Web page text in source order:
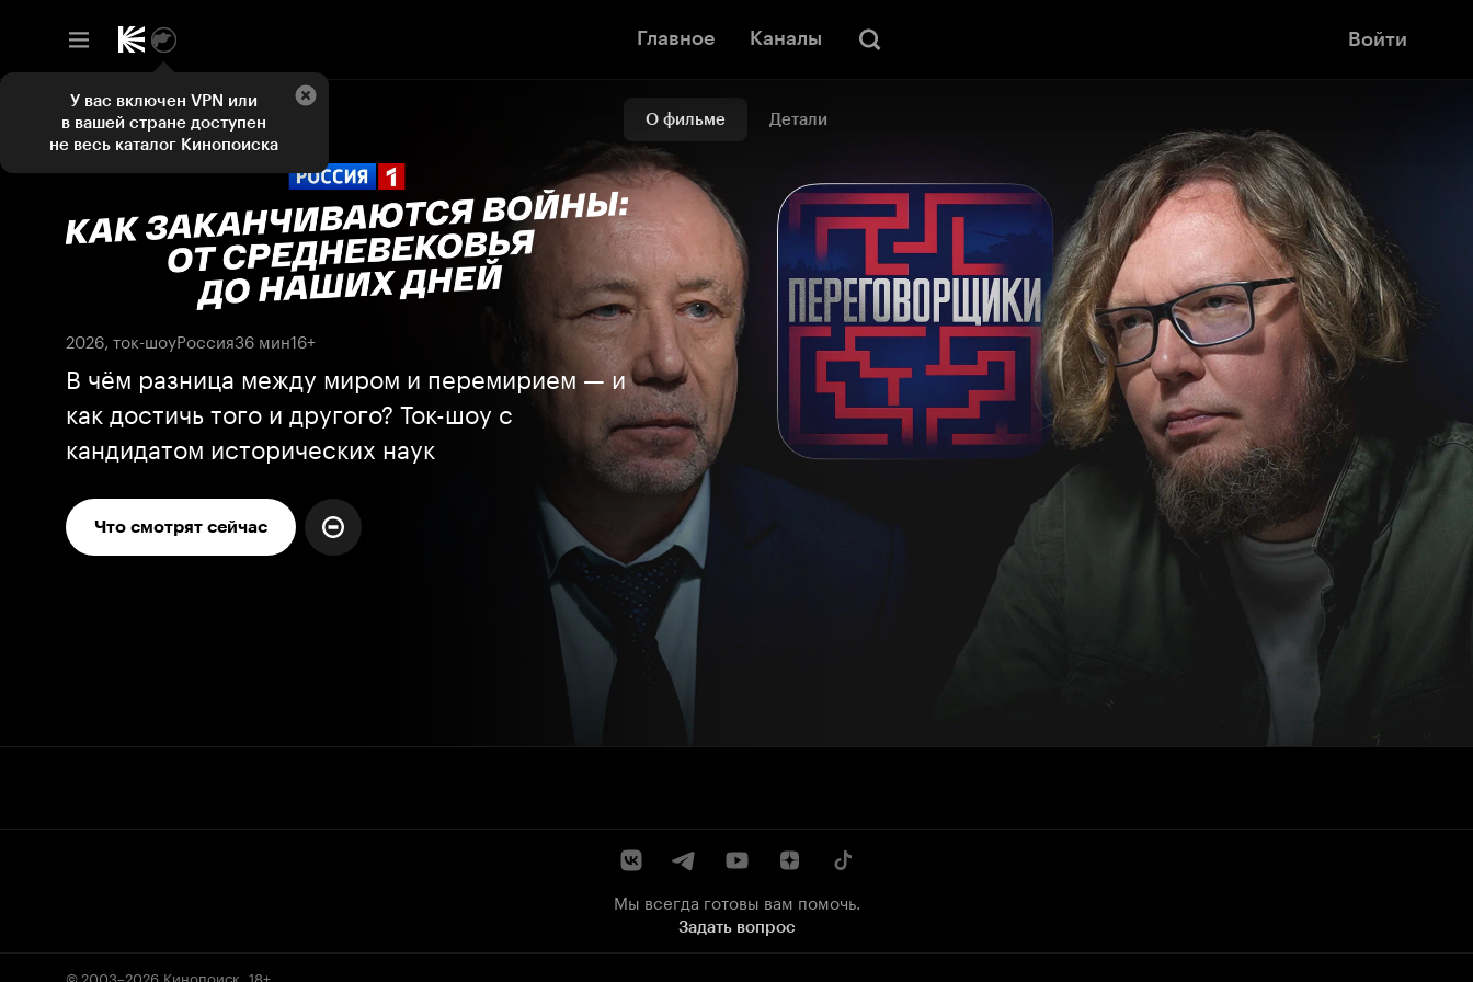
Главное Каналы Войти
О фильме Детали
2026, ток-шоуРоссия36 мин16+
В чём разница между миром и перемирием — и
как достичь того и другого? Ток-шоу с
кандидатом исторических наук
Что смотрят сейчас
Мы всегда готовы вам помочь.
Задать вопрос
© 2003–2026 Кинопоиск 18+
У вас включен VPN или
в вашей стране доступен
не весь каталог Кинопоиска